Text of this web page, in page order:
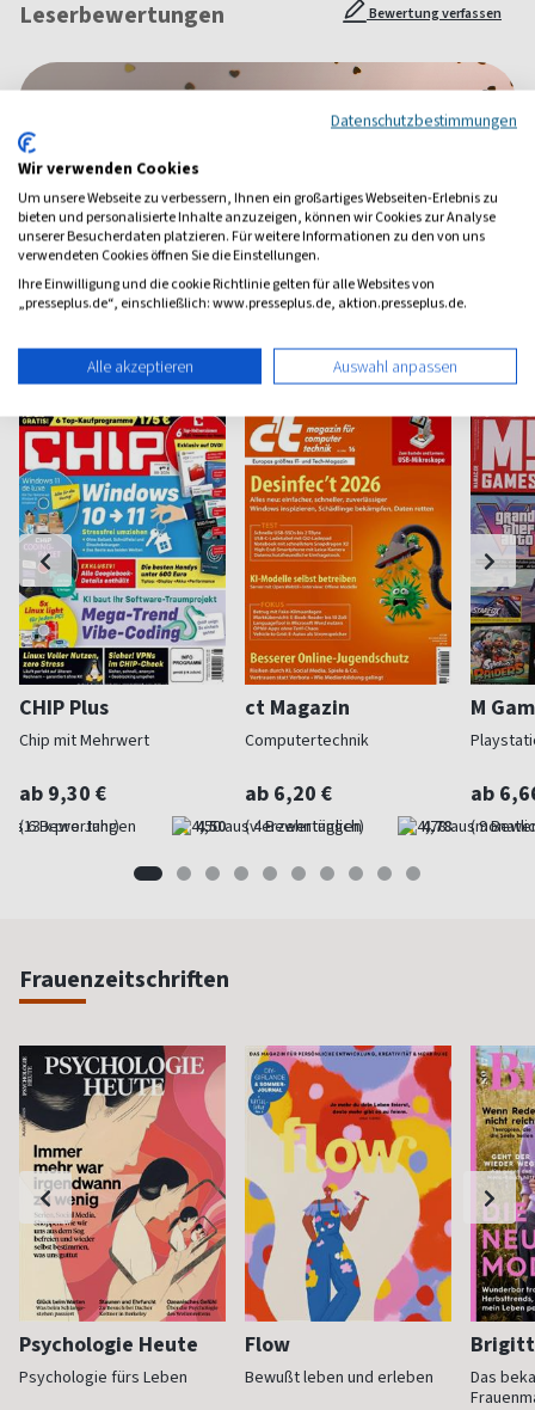
Leserbewertungen Bewertung verfassen
1 Jahr Freude schenken!
richtige Geschenk für jeden.
zum Geschenkabo-Finder
Weitere Computer-Magazine
CHIP Plus
Chip mit Mehrwert
ab 9,30 €
(13 x pro Jahr) 4,50
ct Magazin
Computertechnik
ab 6,20 €
(vierzehntäglich) 4,78
M
ab
Frauenzeitschriften
Psychologie Heute
Psychologie fürs Leben
Flow
Bewußt leben und erleben
Das
Datenschutzbestimmungen
Wir verwenden Cookies
Um unsere Webseite zu verbessern, Ihnen ein großartiges Webseiten-Erlebnis zu
bieten und personalisierte Inhalte anzuzeigen, können wir Cookies zur Analyse
unserer Besucherdaten platzieren. Für weitere Informationen zu den von uns
verwendeten Cookies öffnen Sie die Einstellungen.
Ihre Einwilligung und die cookie Richtlinie gelten für alle Websites von
„presseplus.de“, einschließlich: www.presseplus.de, aktion.presseplus.de.
Alle akzeptieren Auswahl anpassen